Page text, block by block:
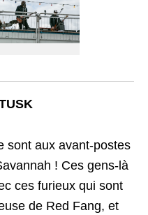
sont aux avant-postes
! Ces gens-là
ces furieux qui sont
de Red Fang, et